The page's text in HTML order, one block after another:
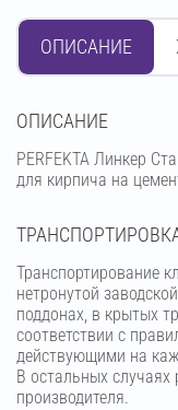
ОПИСАНИЕ
OПИСАНИЕ
PERFEKTA Линкер
для кирпича на
Транспортирование
нетронутой
поддонах, в крытых
соответствии с
действующими на
В остальных случаях
производителя.